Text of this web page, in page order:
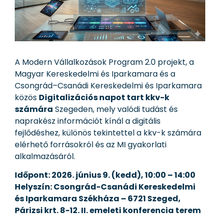
A Modern Vállalkozások Program 2.0 projekt, a
Magyar Kereskedelmi és Iparkamara és a
Csongrád–Csanádi Kereskedelmi és Iparkamara
közös Digitalizációs napot tart kkv-k
számára Szegeden, mely valódi tudást és
naprakész információt kínál a digitális
fejlődéshez, különös tekintettel a kkv-k számára
elérhető forrásokról és az MI gyakorlati
alkalmazásáról.
Időpont: 2026. június 9. (kedd), 10:00 – 14:00
Helyszín: Csongrád-Csanádi Kereskedelmi
és Iparkamara Székháza – 6721 Szeged,
Párizsi krt. 8-12. II. emeleti konferencia terem